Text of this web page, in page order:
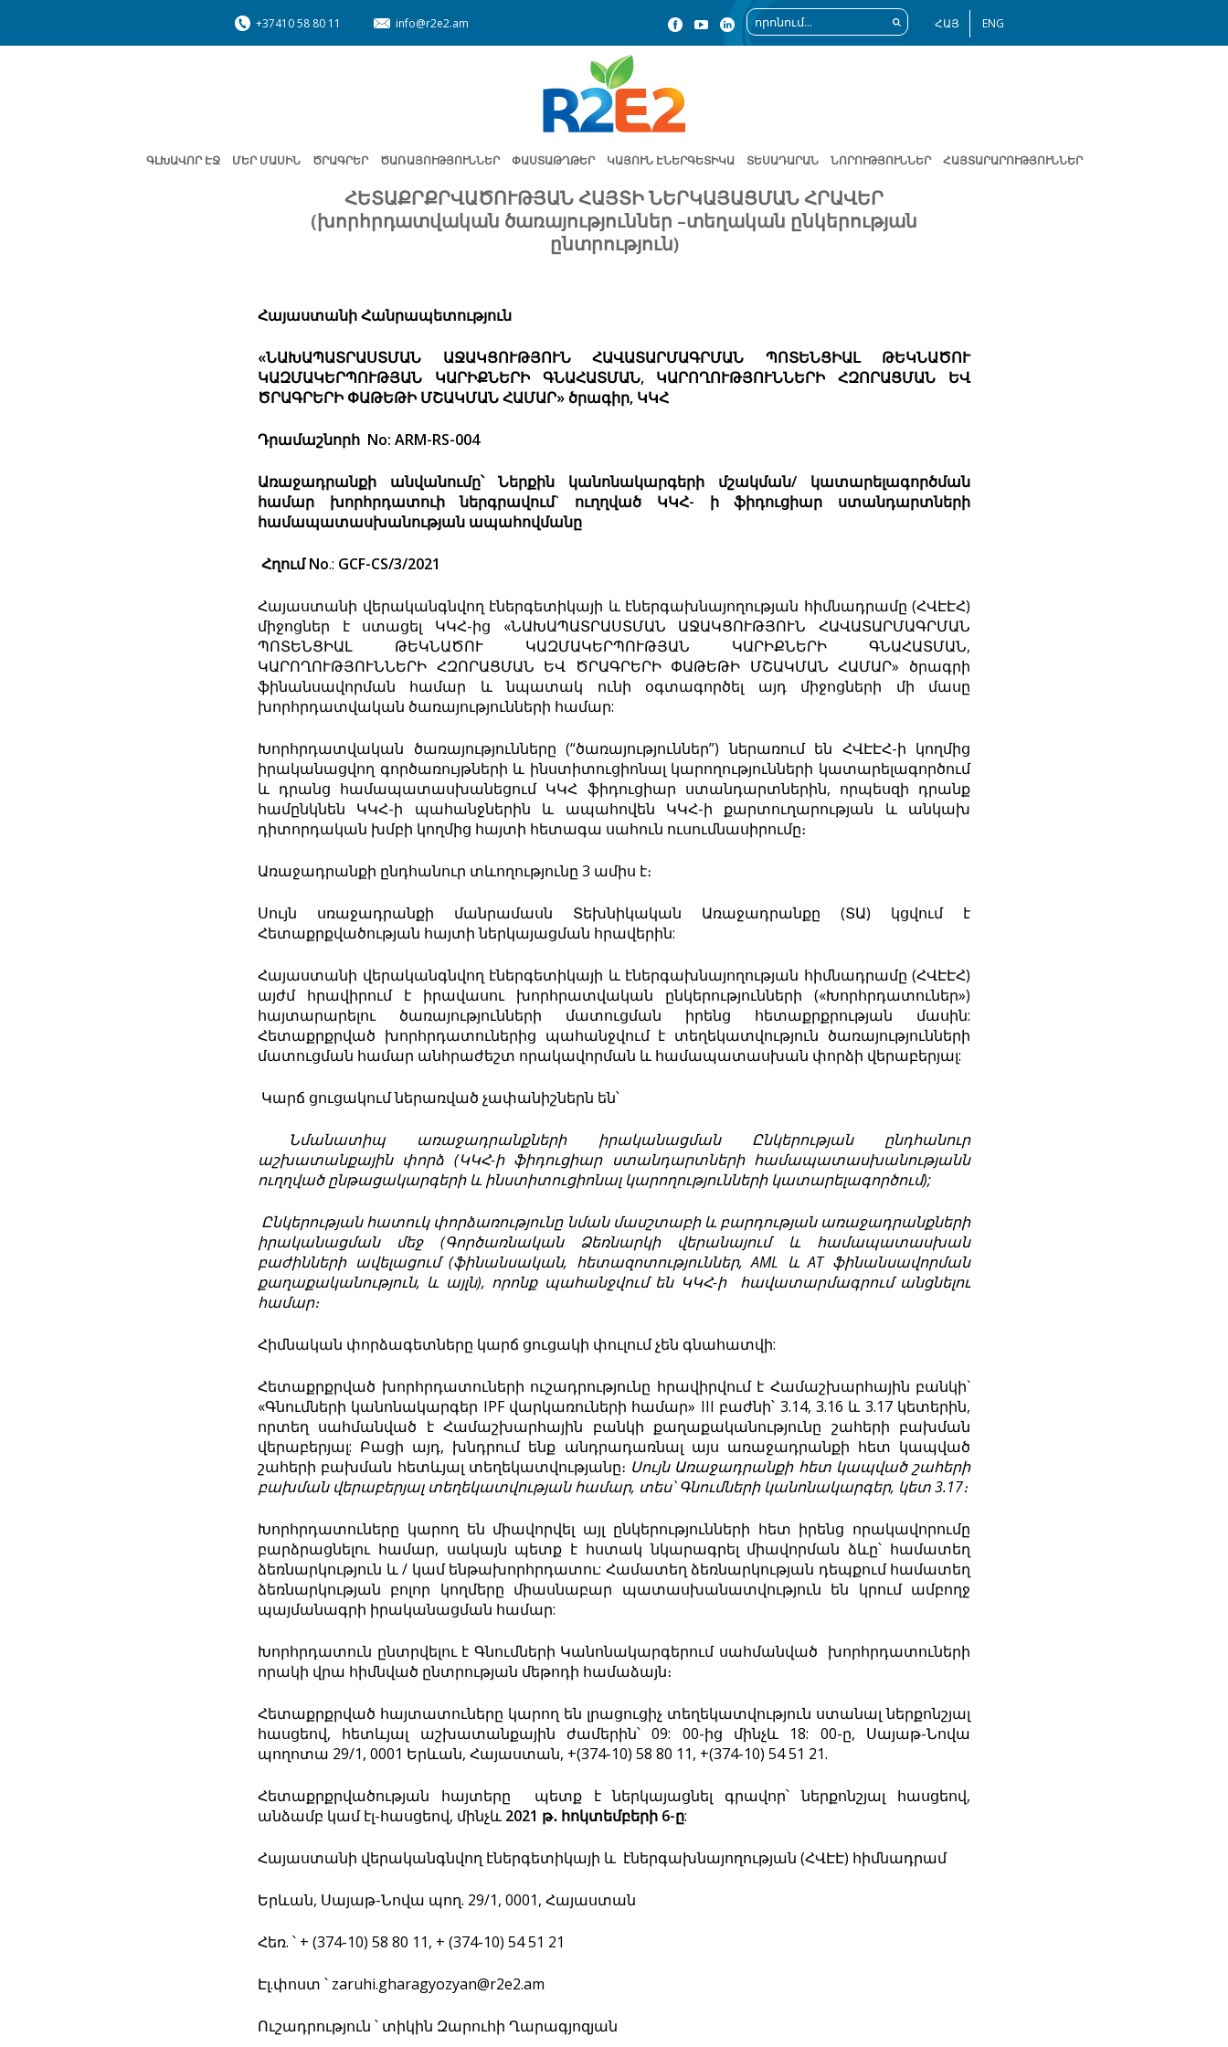
+37410 58 80 11 info@r2e2.am ՀԱՅ ENG
ԳԼԽԱՎՈՐ ԷՋ ՄԵՐ ՄԱՍԻՆ ԾՐԱԳՐԵՐ ԾԱՌԱՅՈՒԹՅՈՒՆՆԵՐ ՓԱՍՏԱԹՂԹԵՐ ԿԱՅՈՒՆ ԷՆԵՐԳԵՏԻԿԱ ՏԵՍԱԴԱՐԱՆ ՆՈՐՈՒԹՅՈՒՆՆԵՐ ՀԱՅՏԱՐԱՐՈՒԹՅՈՒՆՆԵՐ
ՀԵՏԱՔՐՔՐՎԱԾՈՒԹՅԱՆ ՀԱՅՏԻ ՆԵՐԿԱՅԱՑՄԱՆ ՀՐԱՎԵՐ
(խորհրդատվական ծառայություններ –տեղական ընկերության
ընտրություն)
Հայաստանի Հանրապետություն
«ՆԱԽԱՊԱՏՐԱՍՏՄԱՆ ԱՋԱԿՑՈՒԹՅՈՒՆ ՀԱՎԱՏԱՐՄԱԳՐՄԱՆ ՊՈՏԵՆՑԻԱԼ ԹԵԿՆԱԾՈՒ
ԿԱԶՄԱԿԵՐՊՈՒԹՅԱՆ ԿԱՐԻՔՆԵՐԻ ԳՆԱՀԱՏՄԱՆ, ԿԱՐՈՂՈՒԹՅՈՒՆՆԵՐԻ ՀԶՈՐԱՑՄԱՆ ԵՎ
ԾՐԱԳՐԵՐԻ ՓԱԹԵԹԻ ՄՇԱԿՄԱՆ ՀԱՄԱՐ» ծրագիր, ԿԿՀ
Դրամաշնորհ No: ARM-RS-004
Առաջադրանքի անվանումը՝ Ներքին կանոնակարգերի մշակման/ կատարելագործման
համար խորհրդատուի ներգրավում` ուղղված ԿԿՀ- ի ֆիդուցիար ստանդարտների
համապատասխանության ապահովմանը
Հղում No.: GCF-CS/3/2021
Հայաստանի վերականգնվող էներգետիկայի և էներգախնայողության հիմնադրամը (ՀՎԷԷՀ)
միջոցներ է ստացել ԿԿՀ-ից «ՆԱԽԱՊԱՏՐԱՍՏՄԱՆ ԱՋԱԿՑՈՒԹՅՈՒՆ ՀԱՎԱՏԱՐՄԱԳՐՄԱՆ
ՊՈՏԵՆՑԻԱԼ ԹԵԿՆԱԾՈՒ ԿԱԶՄԱԿԵՐՊՈՒԹՅԱՆ ԿԱՐԻՔՆԵՐԻ ԳՆԱՀԱՏՄԱՆ,
ԿԱՐՈՂՈՒԹՅՈՒՆՆԵՐԻ ՀԶՈՐԱՑՄԱՆ ԵՎ ԾՐԱԳՐԵՐԻ ՓԱԹԵԹԻ ՄՇԱԿՄԱՆ ՀԱՄԱՐ» ծրագրի
ֆինանսավորման համար և նպատակ ունի օգտագործել այդ միջոցների մի մասը
խորհրդատվական ծառայությունների համար:
Խորհրդատվական ծառայությունները (“ծառայություններ”) ներառում են ՀՎԷԷՀ-ի կողմից
իրականացվող գործառույթների և ինստիտուցիոնալ կարողությունների կատարելագործում
և դրանց համապատասխանեցում ԿԿՀ ֆիդուցիար ստանդարտներին, որպեսզի դրանք
համընկնեն ԿԿՀ-ի պահանջներին և ապահովեն ԿԿՀ-ի քարտուղարության և անկախ
դիտորդական խմբի կողմից հայտի հետագա սահուն ուսումնասիրումը։
Առաջադրանքի ընդհանուր տևողությունը 3 ամիս է։
Սույն սռաջադրանքի մանրամասն Տեխնիկական Առաջադրանքը (ՏԱ) կցվում է
Հետաքրքվածության հայտի ներկայացման հրավերին:
Հայաստանի վերականգնվող էներգետիկայի և էներգախնայողության հիմնադրամը (ՀՎԷԷՀ)
այժմ հրավիրում է իրավասու խորհրատվական ընկերությունների («Խորհրդատուներ»)
հայտարարելու ծառայությունների մատուցման իրենց հետաքրքրության մասին:
Հետաքրքրված խորհրդատուներից պահանջվում է տեղեկատվություն ծառայությունների
մատուցման համար անհրաժեշտ որակավորման և համապատասխան փորձի վերաբերյալ:
Կարճ ցուցակում ներառված չափանիշներն են՝
Նմանատիպ առաջադրանքների իրականացման Ընկերության
ընդհանուր
աշխատանքային փորձ (ԿԿՀ-ի ֆիդուցիար ստանդարտների համապատասխանությանն
ուղղվածընթացակարգերի և ինստիտուցիոնալ կարողությունների կատարելագործում);
Ընկերության հատուկ փորձառությունը նման մասշտաբի և բարդության առաջադրանքների
իրականացման մեջ(Գործառնական Ձեռնարկի վերանայում և համապատասխան
բաժինների ավելացում(ֆինանսական, հետազոտություններ, AML և AT ֆինանսավորման
քաղաքականություն, և այլն), որոնք պահանջվում են ԿԿՀ-ի հավատարմագրում անցնելու
համար։
Հիմնական փորձագետները կարճ ցուցակի փուլում չեն գնահատվի:
Հետաքրքրված խորհրդատուների ուշադրությունը հրավիրվում է Համաշխարհային բանկի`
«Գնումների կանոնակարգեր IPF վարկառուների համար» III բաժնի՝ 3.14, 3.16 և 3.17 կետերին,
որտեղ սահմանված է Համաշխարհային բանկի քաղաքականությունը շահերի բախման
վերաբերյալ: Բացի այդ, խնդրում ենք անդրադառնալ այս առաջադրանքի հետ կապված
շահերի բախման հետևյալ տեղեկատվությանը։ Սույն Առաջադրանքի հետ կապված շահերի
բախման վերաբերյալ տեղեկատվության համար, տես՝ Գնումների կանոնակարգեր, կետ 3.17։
Խորհրդատուները կարող են միավորվել այլ ընկերությունների հետ իրենց որակավորումը
բարձրացնելու համար, սակայն պետք է հստակ նկարագրել միավորման ձևը՝ համատեղ
ձեռնարկություն և / կամ ենթախորհրդատու: Համատեղ ձեռնարկության դեպքում համատեղ
ձեռնարկության բոլոր կողմերը միասնաբար պատասխանատվություն են կրում ամբողջ
պայմանագրի իրականացման համար:
Խորհրդատուն ընտրվելու է Գնումների Կանոնակարգերում սահմանված խորհրդատուների
որակի վրա հիմնված ընտրության մեթոդի համաձայն։
Հետաքրքրված հայտատուները կարող են լրացուցիչ տեղեկատվություն ստանալ ներքոնշյալ
հասցեով, հետևյալ աշխատանքային ժամերին՝ 09: 00-ից մինչև 18: 00-ը, Սայաթ-Նովա
պողոտա 29/1, 0001 Երևան, Հայաստան, +(374-10) 58 80 11, +(374-10) 54 51 21.
Հետաքրքրվածության հայտերը պետք է ներկայացնել գրավոր՝ ներքոնշյալ հասցեով,
անձամբ կամ էլ-հասցեով, մինչև 2021 թ․ հոկտեմբերի 6-ը:
Հայաստանի վերականգնվող էներգետիկայի և էներգախնայողության (ՀՎԷԷ) հիմնադրամ
Երևան, Սայաթ-Նովա պող. 29/1, 0001, Հայաստան
Հեռ. ՝ + (374-10) 58 80 11, + (374-10) 54 51 21
Էլ.փոստ ՝ zaruhi.gharagyozyan@r2e2.am
Ուշադրություն ՝ տիկին Զարուհի Ղարագյոզյան